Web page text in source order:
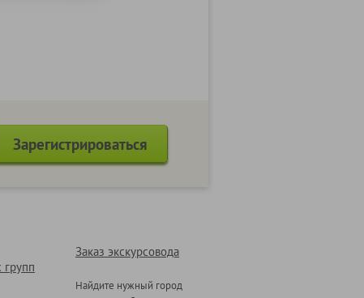
групп
Заказ экскурсовода
Найдите нужный город